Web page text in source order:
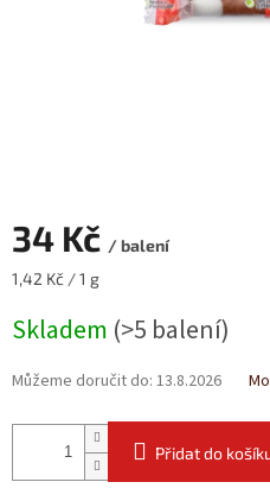
34 Kč / balení
Měrná
1,42 Kč / 1 g
Skladem (>5 balení)
Můžeme doručit do: 13.8.2026
Přidat do